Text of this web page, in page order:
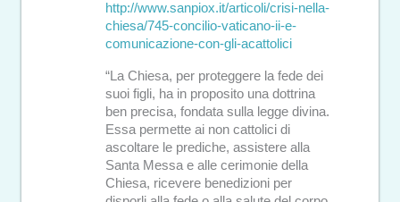
http://www.sanpiox.it/articoli/crisi-nella-
chiesa/745-concilio-vaticano-ii-e-
comunicazione-con-gli-acattolici
“La Chiesa, per proteggere la fede dei
suoi figli, ha in proposito una dottrina
ben precisa, fondata sulla legge divina.
Essa permette ai non cattolici di
ascoltare le prediche, assistere alla
Santa Messa e alle cerimonie della
Chiesa, ricevere benedizioni per